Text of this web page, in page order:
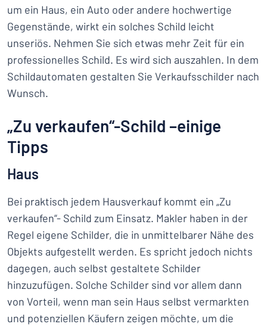
um ein Haus, ein Auto oder andere hochwertige
Gegenstände, wirkt ein solches Schild leicht
unseriös. Nehmen Sie sich etwas mehr Zeit für ein
professionelles Schild. Es wird sich auszahlen. In dem
Schildautomaten gestalten Sie Verkaufsschilder nach
Wunsch.
„Zu verkaufen“-Schild –einige
Tipps
Haus
Bei praktisch jedem Hausverkauf kommt ein „Zu
verkaufen“- Schild zum Einsatz. Makler haben in der
Regel eigene Schilder, die in unmittelbarer Nähe des
Objekts aufgestellt werden. Es spricht jedoch nichts
dagegen, auch selbst gestaltete Schilder
hinzuzufügen. Solche Schilder sind vor allem dann
von Vorteil, wenn man sein Haus selbst vermarkten
und potenziellen Käufern zeigen möchte, um die